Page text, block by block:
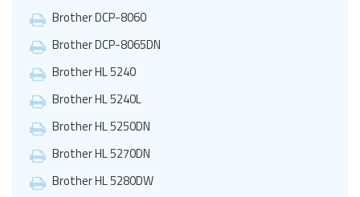
Brother DCP-8060
Brother DCP-8065DN
Brother HL 5240
Brother HL 5240L
Brother HL 5250DN
Brother HL 5270DN
Brother HL 5280DW